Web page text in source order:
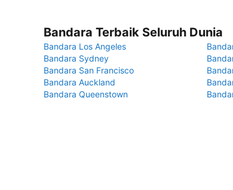
Bandara Terbaik Seluruh Dunia
Bandara Los Angeles
Bandara Sydney
Bandara San Francisco
Bandara Auckland
Bandara Queenstown